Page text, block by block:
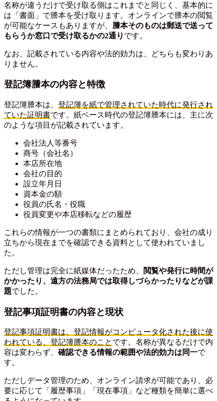
名称が違うだけで受け取る側はこれまでと同じく、基本的に
は「書面」で謄本を受け取ります。オンラインで謄本の閲覧
が可能なケースもありますが、 謄本そのものは郵送で送って
もらうか窓口で受け取るかの2通り です。
なお、記載されている内容や法的効力は、どちらも変わりあ
りません。
登記簿謄本の内容と特徴
登記簿謄本は、 登記簿を紙で管理されていた時代に発行され
ていた証明書です。紙ベース時代の登記簿謄本には、主に次
のような項目が記載されています。
会社法人等番号
商号（会社名）
本店所在地
会社の目的
設立年月日
資本金の額
役員の氏名・役職
役員変更や本店移転などの履歴
これらの情報が一つの書類にまとめられており、会社の成り
立ちから現在までを確認できる資料として使われていまし
た。
ただし管理は完全に紙媒体だったため、
閲覧や発行に時間が
かかったり、遠方の法務局では取得しづらかったりなどが課
題でした。
登記事項証明書の内容と現状
登記事項証明書は、登記情報がコンピュータ化された後に使
われている、登記簿謄本のこと です。名称が異なるだけで内
容は変わらず、 確認できる情報の範囲や法的効力は同一で
す。
ただしデータ管理のため、オンライン請求が可能であり、必
要に応じて「履歴事項」「現在事項」など種類を簡単に選べ